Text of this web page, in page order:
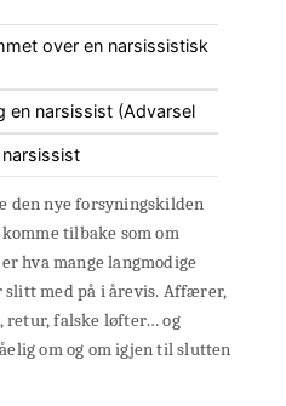
over en narsissistisk
en narsissist (Advarsel
den nye forsyningskilden
tilbake som om
hva mange langmodige
med på i årevis. Affærer,
retur, falske løfter… og
om og om igjen til slutten